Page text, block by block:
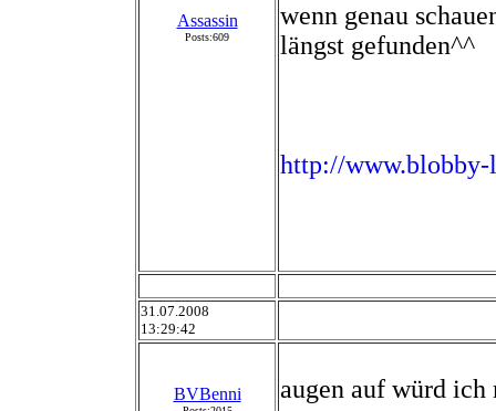
Assassin
Posts:609
wenn genau
längst gefunden^^
http://
31.07.2008
13:29:42
BVBenni augen auf würd ich